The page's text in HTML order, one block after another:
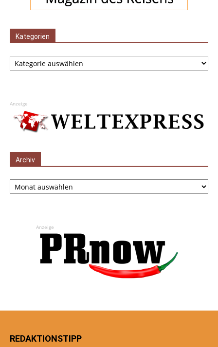
Kategorien
Kategorien
Anzeige
Archiv
Archiv
Anzeige
REDAKTIONSTIPP